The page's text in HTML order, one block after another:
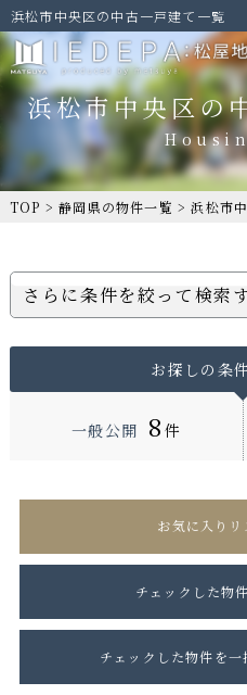
浜松市中央区の中古一戸建て一覧
TOP > 静岡県の物件一覧 > 浜松市
浜松市中央区の
さらに条件を絞って検索
お探しの条
一般公開 8 件
お気に入りリ